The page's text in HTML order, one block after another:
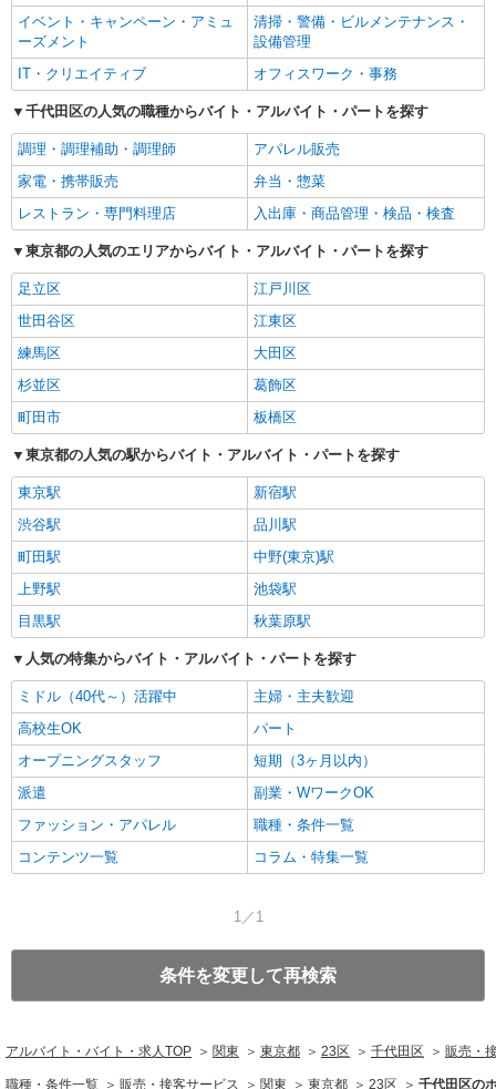
イベント・キャンペーン・アミュ
ーズメント
清掃・警備・ビルメンテナンス・
設備管理
IT・クリエイティブ
オフィスワーク・事務
千代田区の人気の職種からバイト・アルバイト・パートを探す
調理・調理補助・調理師
アパレル販売
家電・携帯販売
弁当・惣菜
レストラン・専門料理店
入出庫・商品管理・検品・検査
東京都の人気のエリアからバイト・アルバイト・パートを探す
足立区
江戸川区
世田谷区
江東区
練馬区
大田区
杉並区
葛飾区
町田市
板橋区
東京都の人気の駅からバイト・アルバイト・パートを探す
東京駅
新宿駅
渋谷駅
品川駅
町田駅
中野(東京)駅
上野駅
池袋駅
目黒駅
秋葉原駅
人気の特集からバイト・アルバイト・パートを探す
ミドル（40代～）活躍中
主婦・主夫歓迎
高校生OK
パート
オープニングスタッフ
短期（3ヶ月以内）
派遣
副業・WワークOK
ファッション・アパレル
職種・条件一覧
コンテンツ一覧
コラム・特集一覧
1／1
条件を変更して再検索
アルバイト・バイト・求人TOP 関東 東京都 23区 千代田区 販売・
職種・条件一覧 販売・接客サービス 関東 東京都 23区 千代田区の